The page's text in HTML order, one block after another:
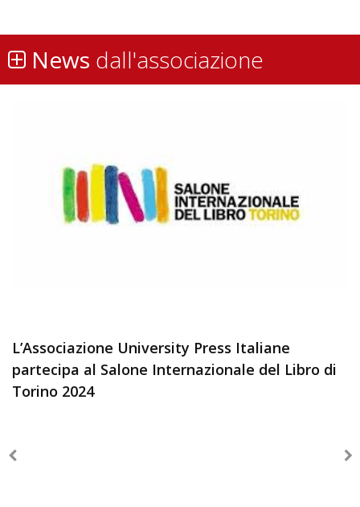
News dall'associazione
L’Associazione University Press Italiane
partecipa al Salone Internazionale del Libro di
Torino 2024